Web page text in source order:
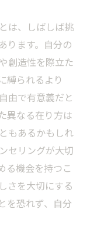
は、しばしば挑
ります。自分の
創造性を際立た
縛られるより
由で有意義だと
異なる在り方は
もあるかもしれ
セリングが大切
る機会を持つこ
さを大切にする
を恐れず、自分